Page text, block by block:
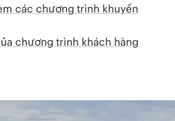
các chương trình khuyến
chương trình khách hàng